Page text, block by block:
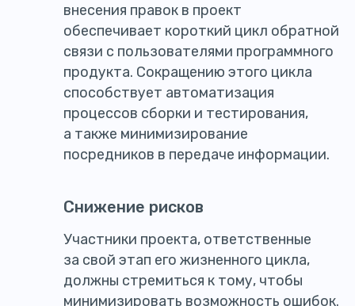
внесения правок в проект
обеспечивает короткий цикл обратной
связи с пользователями программного
продукта. Сокращению этого цикла
способствует автоматизация
процессов сборки и тестирования,
а также минимизирование
посредников в передаче информации.
Снижение рисков
Участники проекта, ответственные
за свой этап его жизненного цикла,
должны стремиться к тому, чтобы
минимизировать возможность ошибок.